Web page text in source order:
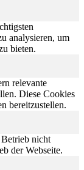
analysieren, um
bieten.
relevante
Diese Cookies
bereitzustellen.
nicht
der Webseite.